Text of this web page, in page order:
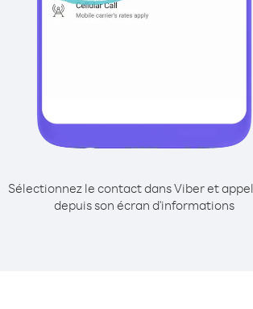
Sélectionnez le contact dans Viber et
depuis son écran d'informations